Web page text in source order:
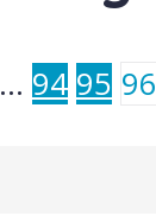
… 94 95 96